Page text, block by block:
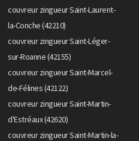
couvreur zingueur Saint-Laurent-
la-Conche (42210)
couvreur zingueur Saint-Léger-
sur-Roanne (42155)
couvreur zingueur Saint-Marcel-
de-Félines (42122)
couvreur zingueur Saint-Martin-
d'Estréaux (42620)
couvreur zingueur Saint-Martin-la-